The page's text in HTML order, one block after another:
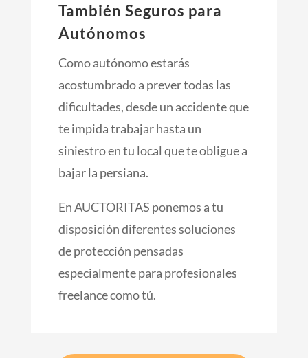
También Seguros para
Autónomos
Como autónomo estarás
acostumbrado a prever todas las
dificultades, desde un accidente que
te impida trabajar hasta un
siniestro en tu local que te obligue a
bajar la persiana.
En AUCTORITAS ponemos a tu
disposición diferentes soluciones
de protección pensadas
especialmente para profesionales
freelance como tú.